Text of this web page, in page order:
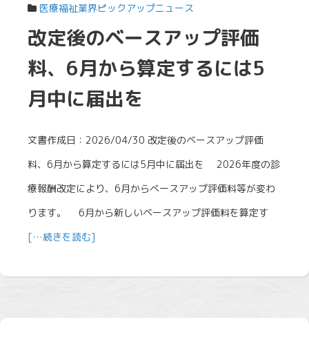
医療福祉業界ピックアップニュース
改定後のベースアップ評価
料、6月から算定するには5
月中に届出を
文書作成日：2026/04/30 改定後のベースアップ評価
料、6月から算定するには5月中に届出を 2026年度の診
療報酬改定により、6月からべースアップ評価料等が変わ
ります。 6月から新しいベースアップ評価料を算定す
[…続きを読む]